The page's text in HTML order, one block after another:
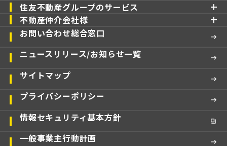
住友不動産グループのサービス
不動産仲介会社様
お問い合わせ総合窓口
ニュースリリース/お知らせ一覧
サイトマップ
プライバシーポリシー
情報セキュリティ基本方針
一般事業主行動計画